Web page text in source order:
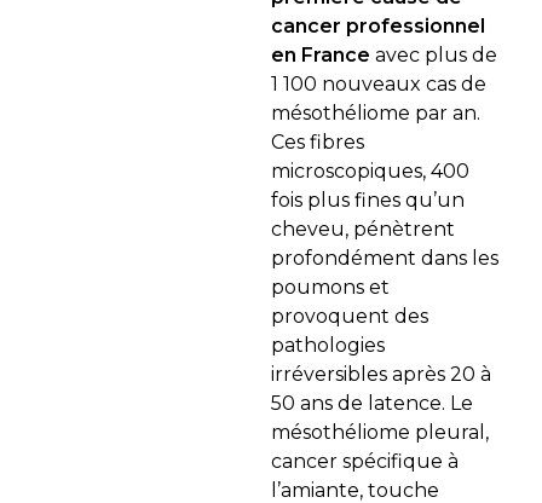
cancer professionnel
en France avec plus de
1 100 nouveaux cas de
mésothéliome par an.
Ces fibres
microscopiques, 400
fois plus fines qu’un
cheveu, pénètrent
profondément dans les
poumons et
provoquent des
pathologies
irréversibles après 20 à
50 ans de latence. Le
mésothéliome pleural,
cancer spécifique à
l’amiante, touche